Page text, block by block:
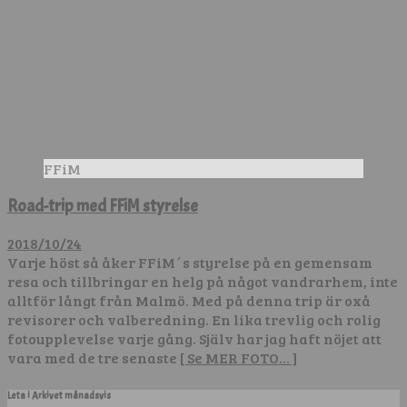
FFiM
Road-trip med FFiM styrelse
2018/10/24
Varje höst så åker FFiM´s styrelse på en gemensam
resa och tillbringar en helg på något vandrarhem, inte
alltför långt från Malmö. Med på denna trip är oxå
revisorer och valberedning. En lika trevlig och rolig
fotoupplevelse varje gång. Själv har jag haft nöjet att
vara med de tre senaste [ Se MER FOTO… ]
Leta i Arkivet månadsvis